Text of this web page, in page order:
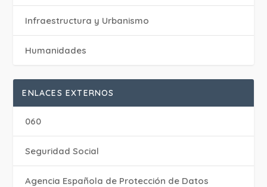
Infraestructura y Urbanismo
Humanidades
ENLACES EXTERNOS
060
Seguridad Social
Agencia Española de Protección de Datos